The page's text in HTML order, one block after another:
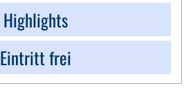
Highlights
Eintritt frei